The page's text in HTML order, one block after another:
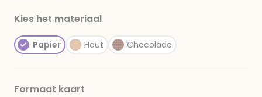
Kies het materiaal
Papier Hout Chocolade
Formaat kaart